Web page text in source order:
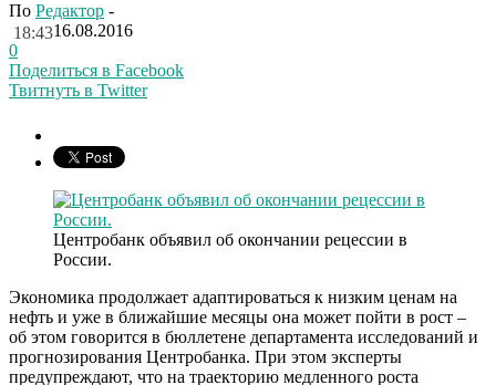
По Редактор -
16.08.2016
18:43
0
Поделиться в Facebook
Твитнуть в Twitter
Центробанк объявил об окончании рецессии в
России.
Экономика продолжает адаптироваться к низким ценам на
нефть и уже в ближайшие месяцы она может пойти в рост –
об этом говорится в бюллетене департамента исследований и
прогнозирования Центробанка. При этом эксперты
предупреждают, что на траекторию медленного роста